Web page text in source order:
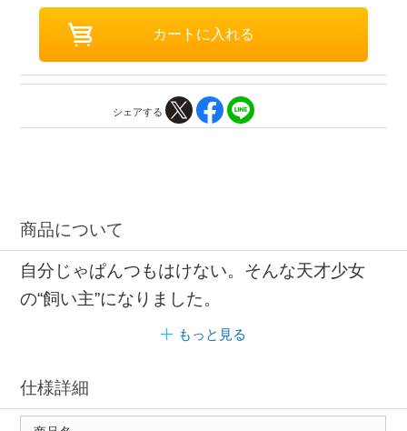
シェアする
商品について
自分じゃぱんつもはけない。そんな天才少女
の“飼い主”になりました。
もっと見る
仕様詳細